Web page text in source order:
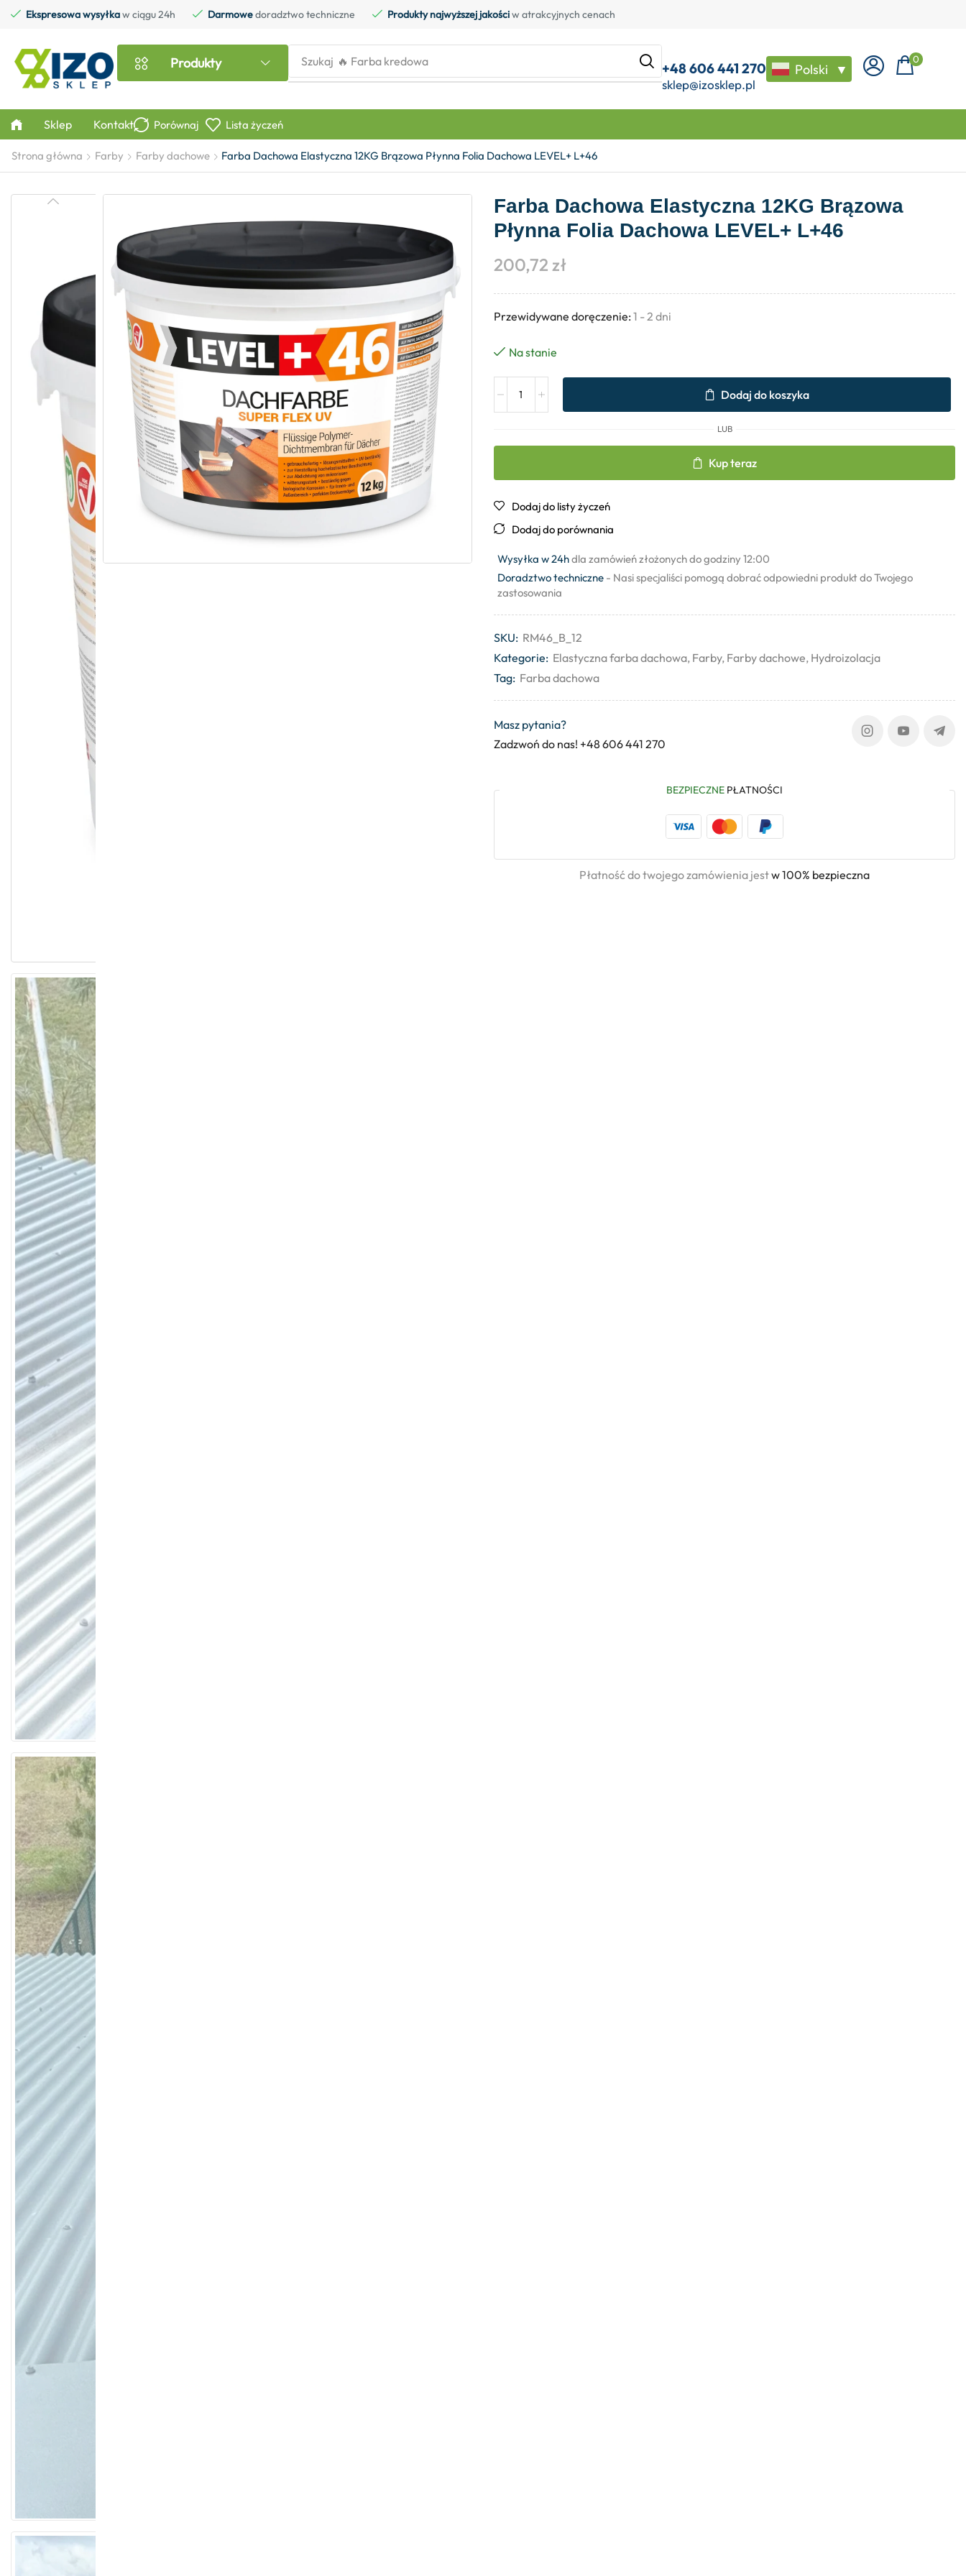
Ekspresowa wysyłkaw ciągu 24h Darmowedoradztwo techniczne Produkty najwyższej jakościw atrakcyjnych cenach
Produkty Szukaj 🔥 Farba kredowa +48 606 441 270
sklep@izosklep.pl
Polski ▼
0
Sklep Kontakt Porównaj Lista życzeń
Strona główna Farby Farby dachowe Farba Dachowa Elastyczna 12KG Brązowa Płynna Folia Dachowa LEVEL+ L+46
Farba Dachowa Elastyczna 12KG Brązowa
Płynna Folia Dachowa LEVEL+ L+46
200,72 zł
Przewidywane doręczenie: 1 - 2 dni
Na stanie
Dodaj do koszyka
LUB
Kup teraz
Dodaj do listy życzeń
Dodaj do porównania
Wysyłka w 24hdla zamówień złożonych do godziny 12:00
Doradztwo techniczne - Nasi specjaliści pomogą dobrać odpowiedni produkt do Twojego
zastosowania
SKU: RM46_B_12
Kategorie: Elastyczna farba dachowa, Farby, Farby dachowe, Hydroizolacja
Tag: Farba dachowa
Masz pytania?
Zadzwoń do nas! +48 606 441 270
BEZPIECZNE PŁATNOŚCI
Płatność do twojego zamówienia jestw 100% bezpieczna